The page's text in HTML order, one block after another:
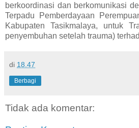
berkoordinasi dan berkomunikasi
Terpadu Pemberdayaan
Kabupaten Tasikmalaya, untuk
penyembuhan setelah trauma)
di 18.47
Berbagi
Tidak ada komentar: